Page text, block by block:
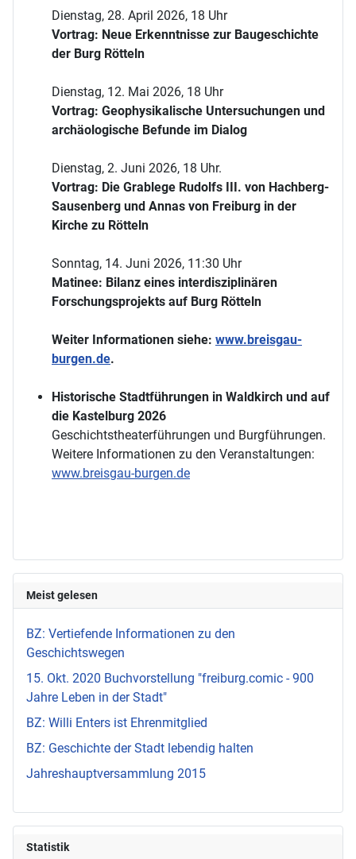
Dienstag, 28. April 2026, 18 Uhr
Vortrag: Neue Erkenntnisse zur Baugeschichte
der Burg Rötteln
Dienstag, 12. Mai 2026, 18 Uhr
Vortrag: Geophysikalische Untersuchungen und
archäologische Befunde im Dialog
Dienstag, 2. Juni 2026, 18 Uhr.
Vortrag: Die Grablege Rudolfs III. von Hachberg-
Sausenberg und Annas von Freiburg in der
Kirche zu Rötteln
Sonntag, 14. Juni 2026, 11:30 Uhr
Matinee: Bilanz eines interdisziplinären
Forschungsprojekts auf Burg Rötteln
Weiter Informationen siehe: www.breisgau-
burgen.de.
Historische Stadtführungen in Waldkirch und auf
die Kastelburg 2026
Geschichtstheaterführungen und Burgführungen.
Weitere Informationen zu den Veranstaltungen:
www.breisgau-burgen.de
Meist gelesen
BZ: Vertiefende Informationen zu den
Geschichtswegen
15. Okt. 2020 Buchvorstellung "freiburg.comic - 900
Jahre Leben in der Stadt"
BZ: Willi Enters ist Ehrenmitglied
BZ: Geschichte der Stadt lebendig halten
Jahreshauptversammlung 2015
Statistik